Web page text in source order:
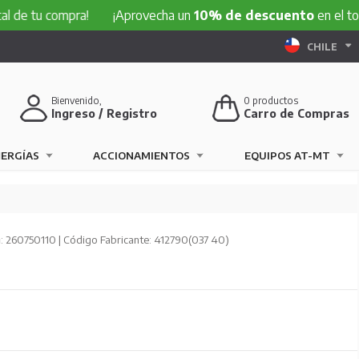
¡Aprovecha un10% de descuentoen el total de tu
CHILE
0 productos
Carro de Compras
Bienvenido,
Ingreso / Registro
ACCIONAMIENTOS EQUIPOS AT-MT
260750110 | Código Fabricante: 412790(037 40)